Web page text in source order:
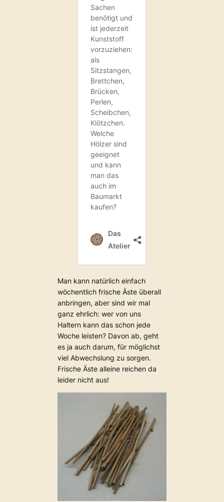
Man kann natürlich einfach
wöchentlich frische Äste überall
anbringen, aber sind wir mal
ganz ehrlich: wer von uns
Haltern kann das schon jede
Woche leisten? Davon ab, geht
es ja auch darum, für möglichst
viel Abwechslung zu sorgen.
Frische Äste alleine reichen da
leider nicht aus!